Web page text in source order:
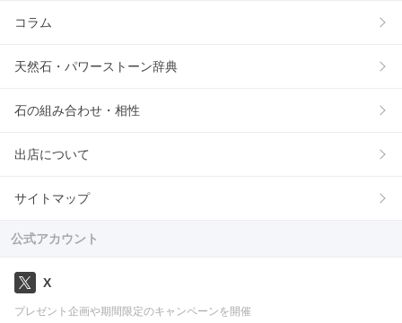
コラム
天然石・パワーストーン辞典
石の組み合わせ・相性
出店について
サイトマップ
公式アカウント
X
プレゼント企画や期間限定のキャンペーンを開催